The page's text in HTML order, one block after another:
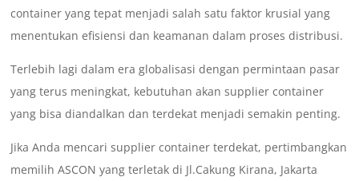
container yang tepat menjadi salah satu faktor krusial yang
menentukan efisiensi dan keamanan dalam proses distribusi.
Terlebih lagi dalam era globalisasi dengan permintaan pasar
yang terus meningkat, kebutuhan akan supplier container
yang bisa diandalkan dan terdekat menjadi semakin penting.
Jika Anda mencari supplier container terdekat, pertimbangkan
memilih ASCON yang terletak di Jl.Cakung Kirana, Jakarta